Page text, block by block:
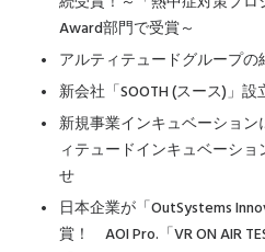
Award部門で受賞～
アルティテュードグループの
新会社「SOOTH (スース)」
新規事業インキュベーショ
ィテュードインキュベーシ
せ
日本企業が「OutSystems
賞！ AOI Pro.「VR ON AIR